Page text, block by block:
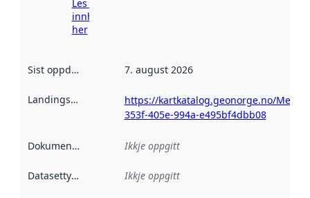
Les meir om
innhenting
her
Sist oppdatert 7. august 2026
Landingsside
https://kartkatalog.geonorge.no/
353f-405e-994a-e495bf4dbb08
Dokumentasjon Ikkje oppgitt
Datasettype Ikkje oppgitt